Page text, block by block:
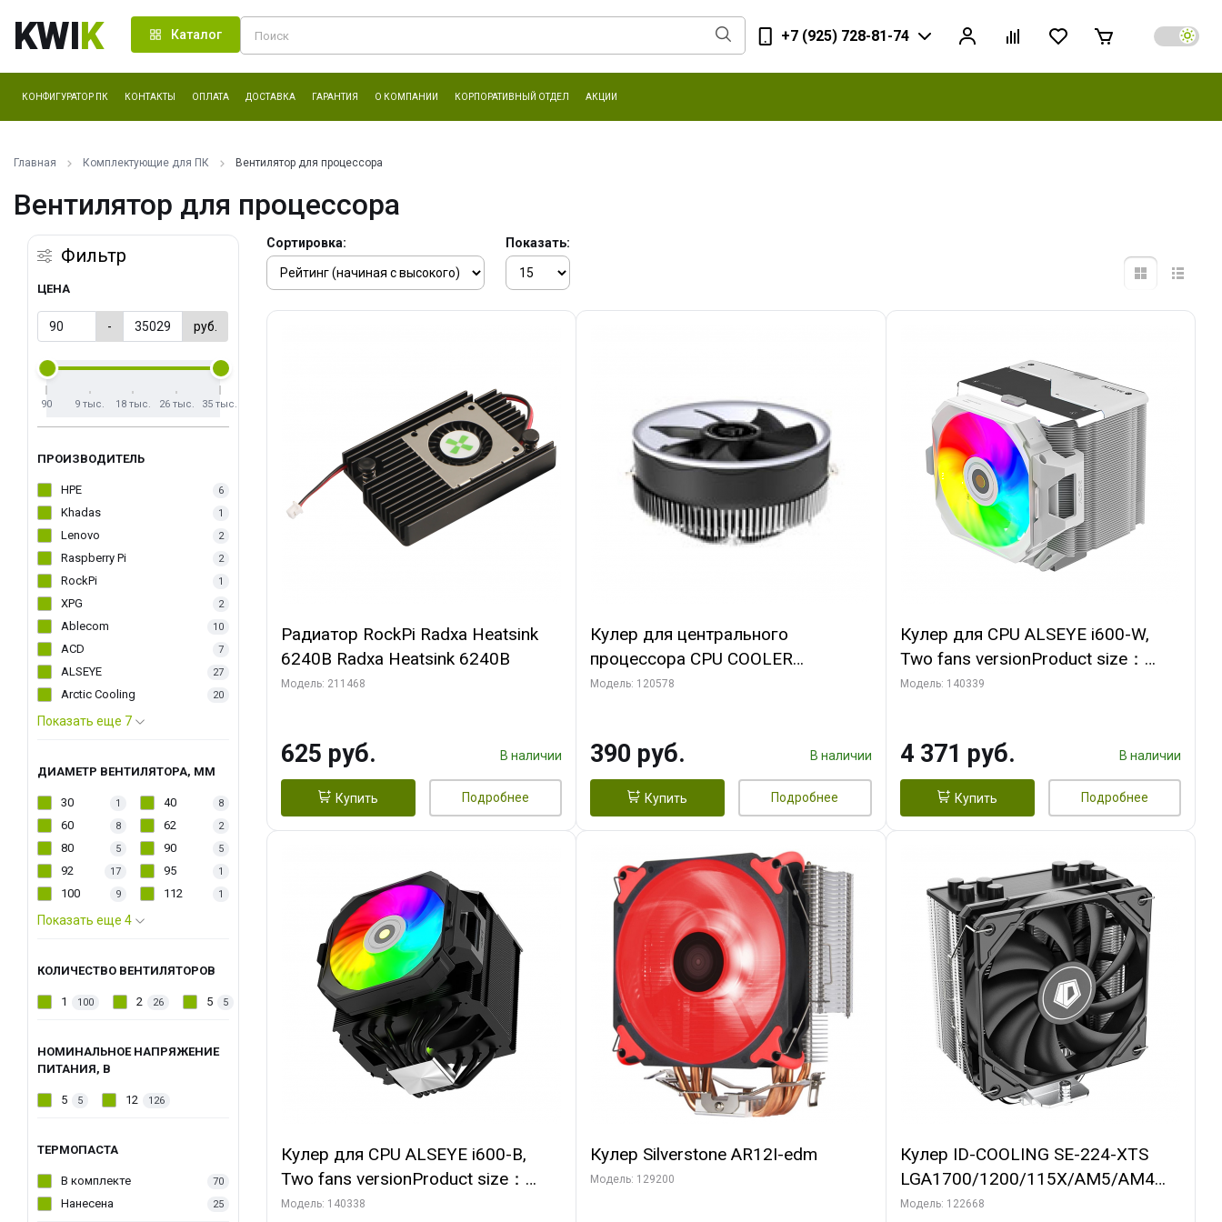
KWIK Каталог +7 (925) 728-81-74
КОНФИГУРАТОР ПК КОНТАКТЫ ОПЛАТА ДОСТАВКА ГАРАНТИЯ О КОМПАНИИ КОРПОРАТИВНЫЙ ОТДЕЛ АКЦИИ
Главная Комплектующие для ПК Вентилятор для процессора
Вентилятор для процессора
Фильтр
ЦЕНА
- руб.
90 9 тыс. 18 тыс. 26 тыс. 35 тыс.
ПРОИЗВОДИТЕЛЬ
HPE 6
Khadas 1
Lenovo 2
Raspberry Pi 2
RockPi 1
XPG 2
Ablecom 10
ACD 7
ALSEYE 27
Arctic Cooling 20
Показать еще 7
ДИАМЕТР ВЕНТИЛЯТОРА, ММ
30 1 40 8
60 8 62 2
80 5 90 5
92 17 95 1
100 9 112 1
Показать еще 4
КОЛИЧЕСТВО ВЕНТИЛЯТОРОВ
1 100 2 26 5 5
НОМИНАЛЬНОЕ НАПРЯЖЕНИЕ
ПИТАНИЯ, В
5 5 12 126
ТЕРМОПАСТА
В комплекте 70
Нанесена 25
Сортировка: Показать:
Радиатор RockPi Radxa Heatsink
6240B Radxa Heatsink 6240B
Модель: 211468
625 руб. В наличии
Купить Подробнее
Кулер для центрального
процессора CPU COOLER
109x109x68mm, 0.018-0.12A, 12V,
Модель: 120578
390 руб. В наличии
Купить Подробнее
Кулер для CPU ALSEYE i600-W,
Two fans versionProduct size：
144x121x159mmTDP：
LGA115X,1200,1700,1366,2011AM
D：AM4
Модель: 140339
4 371 руб. В наличии
Купить Подробнее
Кулер для CPU ALSEYE i600-B,
Two fans versionProduct size：
144x121x159mmTDP：
Модель: 140338
Кулер Silverstone AR12I-edm
Модель: 129200
Кулер ID-COOLING SE-224-XTS
LGA1700/1200/115X/AM5/AM4
(10шт/кор, TDP 220W, PWM, 4
Модель: 122668